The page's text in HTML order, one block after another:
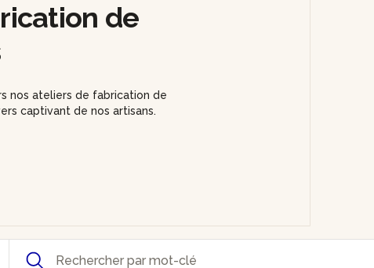
de
nos ateliers de fabrication de
captivant de nos artisans.